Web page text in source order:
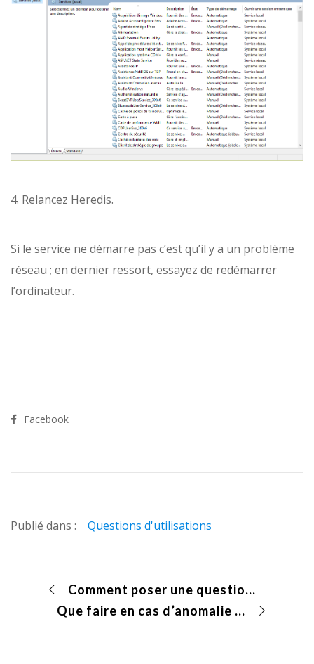
4. Relancez Heredis.
Si le service ne démarre pas c’est qu’il y a un problème
réseau ; en dernier ressort, essayez de redémarrer
l’ordinateur.
Facebook
Publié dans : Questions d'utilisations
Comment poser une question sur le forum Heredis ?
Que faire en cas d’anomalie dans Heredis ?